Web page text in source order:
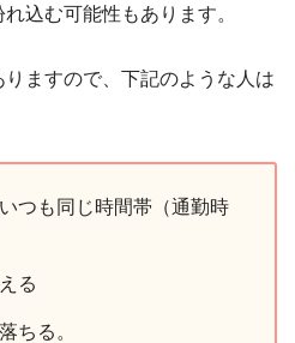
込む可能性もあります。
ますので、下記のような人は
つも同じ時間帯（通勤時
る
ちる。